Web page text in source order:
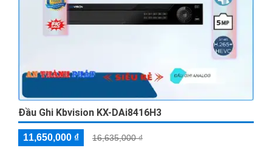
Đầu Ghi Kbvision KX-DAi8416H3
11,650,000 ₫ 16,635,000 ₫